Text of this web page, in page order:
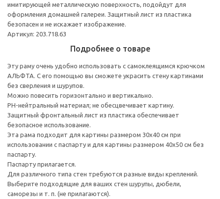
имитирующей металлическую поверхность, подойдут для
оформления домашней галереи. Защитный лист из пластика
безопасен и не искажает изображение.
Артикул: 203.718.63
Подробнее о товаре
Эту раму очень удобно использовать с самоклеящимся крючком
АЛЬФТА. С его помощью вы сможете украсить стену картинами
без сверления и шурупов.
Можно повесить горизонтально и вертикально.
PH-нейтральный материал; не обесцвечивает картину.
Защитный фронтальный лист из пластика обеспечивает
безопасное использование.
Эта рама подходит для картины размером 30х40 см при
использовании с паспарту и для картины размером 40х50 см без
паспарту.
Паспарту прилагается.
Для различного типа стен требуются разные виды креплений.
Выберите подходящие для ваших стен шурупы, дюбели,
саморезы и т. п. (не прилагаются).